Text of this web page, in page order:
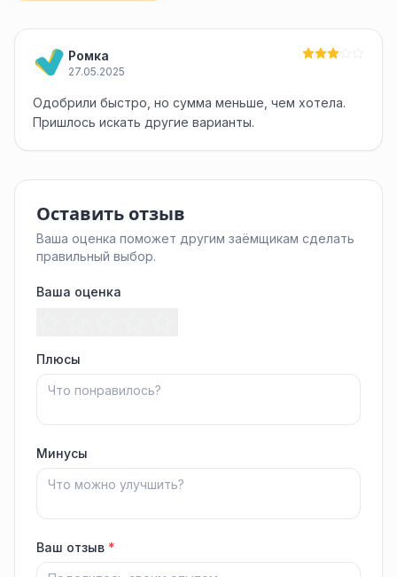
Ромка
27.05.2025
Одобрили быстро, но сумма меньше, чем хотела.
Пришлось искать другие варианты.
Оставить отзыв
Ваша оценка поможет другим заёмщикам сделать
правильный выбор.
Ваша оценка
Плюсы
Минусы
Ваш отзыв *